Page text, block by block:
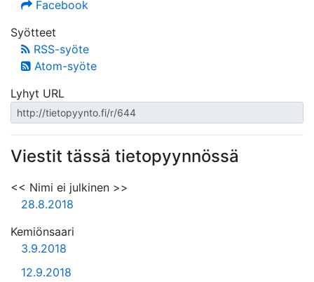
Facebook
Syötteet
RSS-syöte
Atom-syöte
Lyhyt URL
Viestit tässä tietopyynnössä
<< Nimi ei julkinen >>
28.8.2018
Kemiönsaari
3.9.2018
12.9.2018